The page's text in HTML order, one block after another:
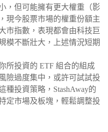
，但可能擁有更大權重（影
現今股票市場的權重份額主
市指數，表現都會由科技巨
模不斷壯大，上述情況短期
所投資的 ETF 組合的組成
險過度集中，或許可試試投
種投資策略，StashAway的
定市場及板塊，輕鬆調整投